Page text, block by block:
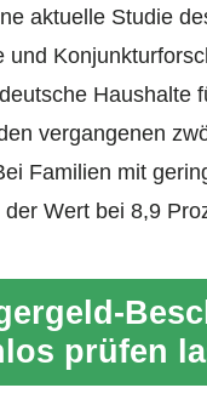
aktuelle Studie
und
Haushalte
vergangenen
Familien mit
Wert bei 8,9
prüfen